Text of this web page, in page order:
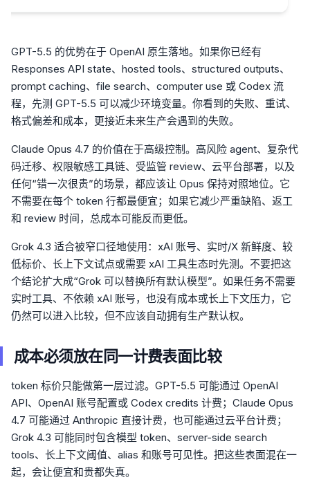
GPT-5.5 的优势在于 OpenAI 原生落地。如果你已经有
Responses API state、hosted tools、structured outputs、
prompt caching、file search、computer use 或 Codex 流
程，先测 GPT-5.5 可以减少环境变量。你看到的失败、重试、
格式偏差和成本，更接近未来生产会遇到的失败。
Claude Opus 4.7 的价值在于高级控制。高风险 agent、复杂代
码迁移、权限敏感工具链、受监管 review、云平台部署，以及
任何“错一次很贵”的场景，都应该让 Opus 保持对照地位。它
不需要在每个 token 行都最便宜；如果它减少严重缺陷、返工
和 review 时间，总成本可能反而更低。
Grok 4.3 适合被窄口径地使用：xAI 账号、实时/X 新鲜度、较
低标价、长上下文试点或需要 xAI 工具生态时先测。不要把这
个结论扩大成“Grok 可以替换所有默认模型”。如果任务不需要
实时工具、不依赖 xAI 账号，也没有成本或长上下文压力，它
仍然可以进入比较，但不应该自动拥有生产默认权。
成本必须放在同一计费表面比较
token 标价只能做第一层过滤。GPT-5.5 可能通过 OpenAI
API、OpenAI 账号配置或 Codex credits 计费；Claude Opus
4.7 可能通过 Anthropic 直接计费，也可能通过云平台计费；
Grok 4.3 可能同时包含模型 token、server-side search
tools、长上下文阈值、alias 和账号可见性。把这些表面混在一
起，会让便宜和贵都失真。